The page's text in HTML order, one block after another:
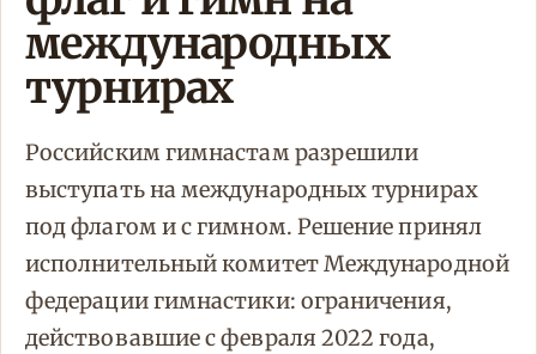
международных
турнирах
Российским гимнастам разрешили
выступать на международных турнирах
под флагом и с гимном. Решение принял
исполнительный комитет Международной
федерации гимнастики: ограничения,
действовавшие с февраля 2022 года,